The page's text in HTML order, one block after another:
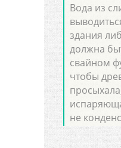
Вода из
здания
должна
свайном
чтобы
не